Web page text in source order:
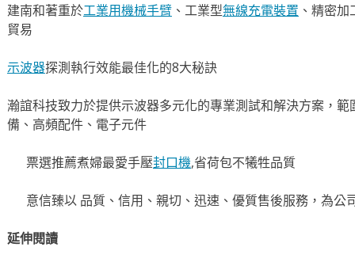
建南和著重於工業用機械手臂、工業型無線充電裝置 、精密
貿易
示波器探測執行效能最佳化的8大秘訣
瀚誼科技致力於提供示波器多元化的專業測試和解決方案，
備、高頻配件、電子元件
票選推薦煮婦最愛手壓封口機,省荷包不犧牲品質
意信臻以 品質、信用、親切、迅速、優質售後服務，為公
延伸閱讀